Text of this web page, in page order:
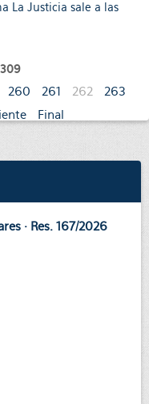
La Justicia sale a las
260 261 262
263
Final
· Res. 167/2026